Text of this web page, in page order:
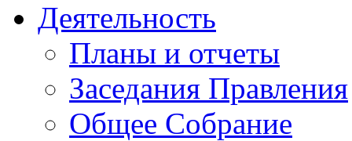
Деятельность
Планы и отчеты
Заседания Правления
Общее Собрание